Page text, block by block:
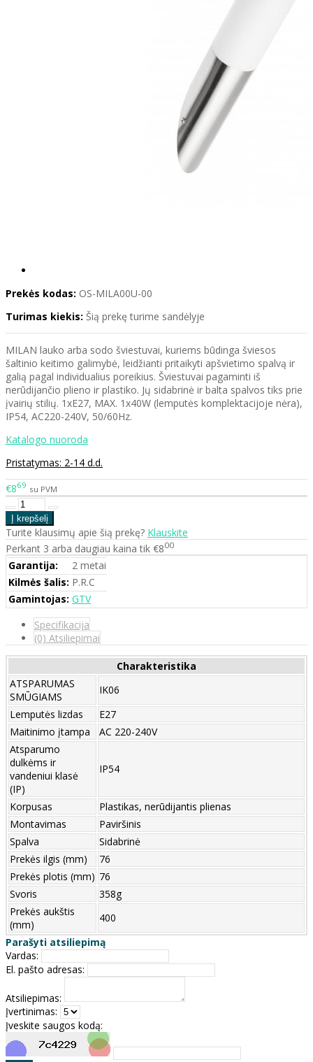
Prekės kodas: OS-MILA00U-00
Turimas kiekis: Šią prekę turime sandėlyje
MILAN lauko arba sodo šviestuvai, kuriems būdinga šviesos
šaltinio keitimo galimybė, leidžianti pritaikyti apšvietimo spalvą ir
galią pagal individualius poreikius. Šviestuvai pagaminti iš
nerūdijančio plieno ir plastiko. Jų sidabrinė ir balta spalvos tiks prie
įvairių stilių. 1xE27, MAX. 1x40W (lemputės komplektacijoje nėra),
IP54, AC220-240V, 50/60Hz.
Katalogo nuoroda
Pristatymas: 2-14 d.d.
€869 su PVM
Turite klausimų apie šią prekę? Klauskite
Perkant 3 arba daugiau kaina tik €800
Garantija:
2 metai
Kilmės šalis: P.R.C
Gamintojas: GTV
Specifikacija
(0) Atsiliepimai
Charakteristika
ATSPARUMAS
SMŪGIAMS
IK06
Lemputės lizdas
E27
Maitinimo įtampa
AC 220-240V
Atsparumo
dulkėms ir
vandeniui klasė
(IP)
IP54
Korpusas
Plastikas, nerūdijantis plienas
Montavimas
Paviršinis
Spalva
Sidabrinė
Prekės ilgis (mm)
76
Prekės plotis (mm) 76
Svoris
358g
Prekės aukštis
(mm)
400
Parašyti atsiliepimą
Vardas:
El. pašto adresas:
Atsiliepimas:
Įvertinimas:
Įveskite saugos kodą: